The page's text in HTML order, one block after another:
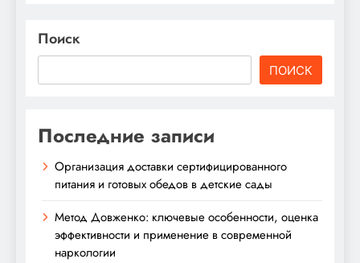
Поиск
ПОИСК
Последние записи
Организация доставки сертифицированного
питания и готовых обедов в детские сады
Метод Довженко: ключевые особенности, оценка
эффективности и применение в современной
наркологии